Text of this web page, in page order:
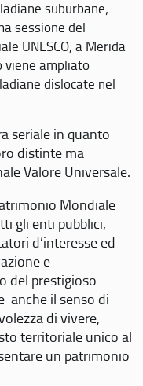
suburbane;
sessione del
UNESCO, a Merida
viene ampliato
dislocate nel
seriale in quanto
distinte ma
Valore Universale.
Mondiale
gli enti pubblici,
d’interesse ed
e
del prestigioso
anche il senso di
di vivere,
territoriale unico al
un patrimonio